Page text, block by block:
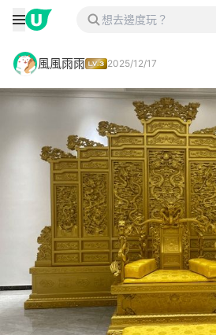
風風雨雨 2025/12/17